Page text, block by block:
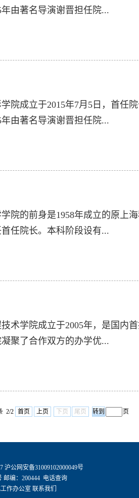
由著名导演谢晋担任院...
学院成立于2015年7月5日，首任
由著名导演谢晋担任院...
学院的前身是1958年成立的原上
任院长。本科阶段设有...
技术学院成立于2005年，是国内
聚了合作双方的办学优...
2/2 首页 上页 下页 尾页 页
沪公网安备31009102000049号
邮编：200444 电话查询
作办公室 联系我们